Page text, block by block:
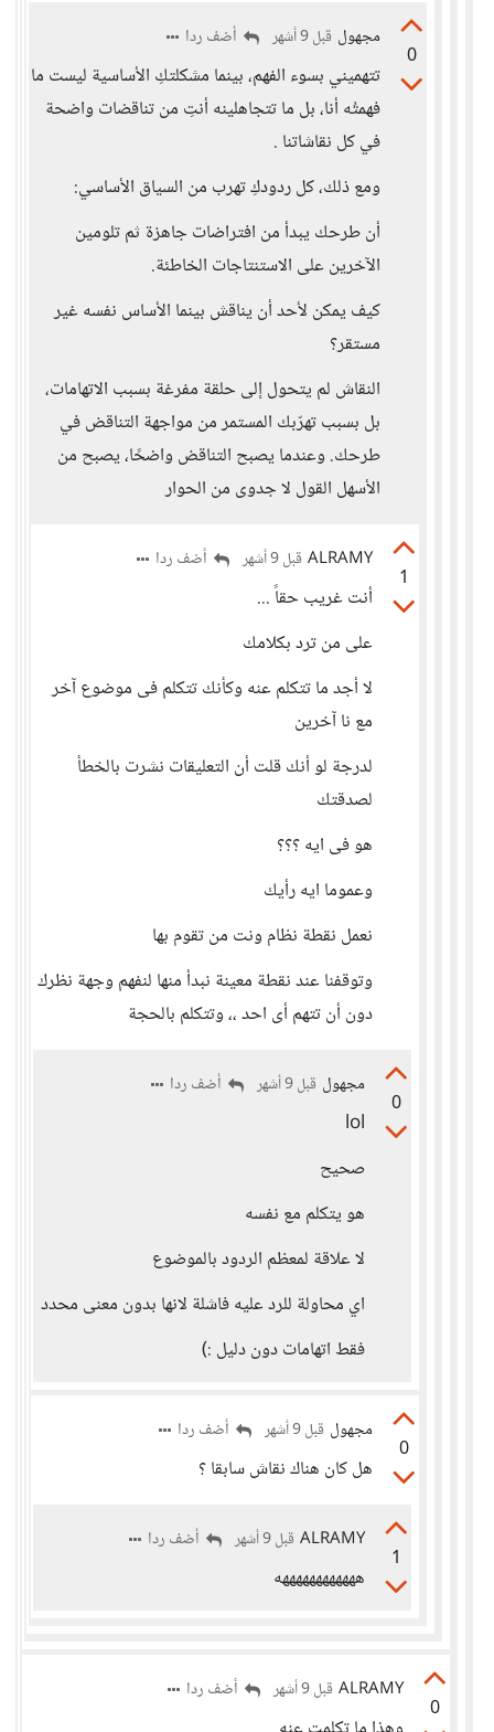
0
مجهول قبل 9 أشهر أضف ردا
تتهميني بسوء الفهم، بينما مشكلتكِ الأساسية ليست ما
فهمتُه أنا، بل ما تتجاهلينه أنتِ من تناقضات واضحة
في كل نقاشاتنا .
ومع ذلك، كل ردودكِ تهرب من السياق الأساسي:
أن طرحك يبدأ من افتراضات جاهزة ثم تلومين
الآخرين على الاستنتاجات الخاطئة.
كيف يمكن لأحد أن يناقش بينما الأساس نفسه غير
مستقر؟
النقاش لم يتحول إلى حلقة مفرغة بسبب الاتهامات،
بل بسبب تهرّبك المستمر من مواجهة التناقض في
طرحك. وعندما يصبح التناقض واضحًا، يصبح من
الأسهل القول لا جدوى من الحوار
1
ALRAMY قبل 9 أشهر أضف ردا
أنت غريب حقاً ...
على من ترد بكلامك
لا أجد ما تتكلم عنه وكأنك تتكلم فى موضوع آخر
مع نا آخرين
لدرجة لو أنك قلت أن التعليقات نشرت بالخطأ
لصدقتك
هو فى ايه ؟؟؟
وعموما ايه رأيك
نعمل نقطة نظام ونت من تقوم بها
وتوقفنا عند نقطة معينة نبدأ منها لنفهم وجهة نظرك
دون أن تتهم أى احد ،، وتتكلم بالحجة
0
مجهول قبل 9 أشهر أضف ردا
lol
صحيح
هو يتكلم مع نفسه
لا علاقة لمعظم الردود بالموضوع
اي محاولة للرد عليه فاشلة لانها بدون معنى محدد
فقط اتهامات دون دليل :)
0
مجهول قبل 9 أشهر أضف ردا
هل كان هناك نقاش سابقا ؟
1
ALRAMY قبل 9 أشهر أضف ردا
ههههههههههههه
0
ALRAMY قبل 9 أشهر أضف ردا